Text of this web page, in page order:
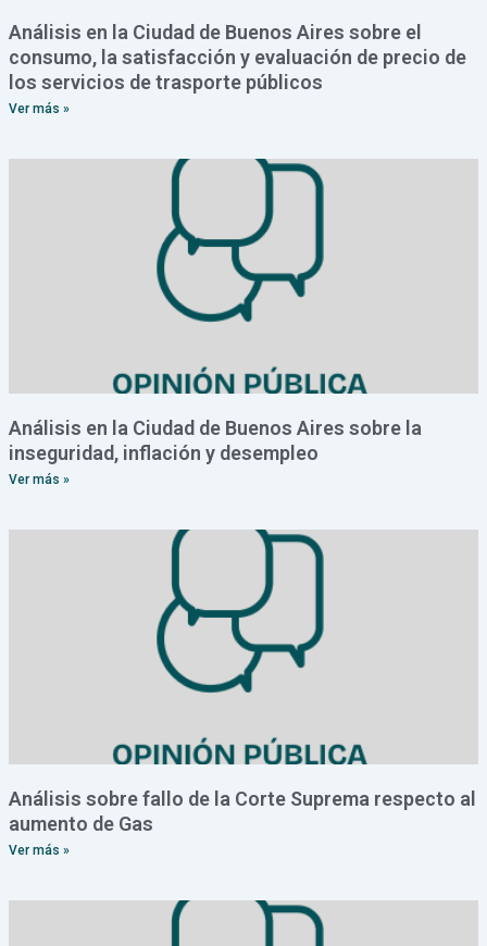
Análisis en la Ciudad de Buenos Aires sobre el
consumo, la satisfacción y evaluación de precio de
los servicios de trasporte públicos
Ver más »
Análisis en la Ciudad de Buenos Aires sobre la
inseguridad, inflación y desempleo
Ver más »
Análisis sobre fallo de la Corte Suprema respecto al
aumento de Gas
Ver más »